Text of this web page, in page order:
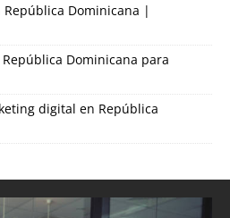
República Dominicana |
Dominicana para
digital en República